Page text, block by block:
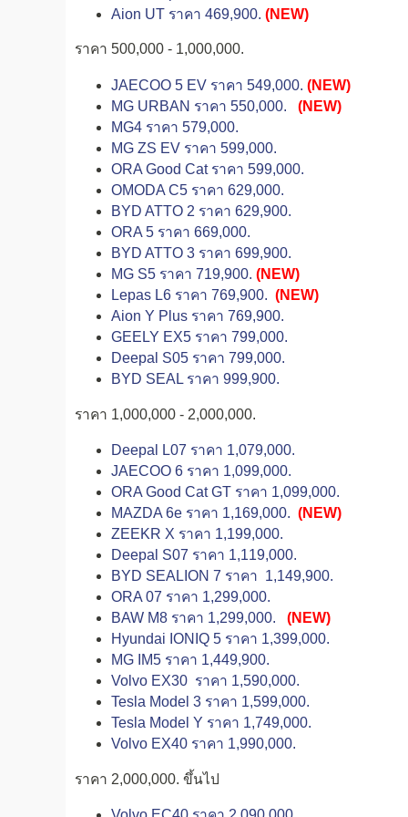
Aion UT ราคา 469,900. (NEW)
ราคา 500,000 - 1,000,000.
JAECOO 5 EV ราคา 549,000. (NEW)
MG URBAN ราคา 550,000.
(NEW)
MG4 ราคา 579,000.
MG ZS EV ราคา 599,000.
ORA Good Cat ราคา 599,000.
OMODA C5 ราคา 629,000.
BYD ATTO 2 ราคา 629,900.
ORA 5 ราคา 669,000.
BYD ATTO 3 ราคา 699,900.
MG S5 ราคา 719,900. (NEW)
Lepas L6 ราคา 769,900. (NEW)
Aion Y Plus ราคา 769,900.
GEELY EX5 ราคา 799,000.
Deepal S05 ราคา 799,000.
BYD SEAL ราคา 999,900.
ราคา 1,000,000 - 2,000,000.
Deepal L07 ราคา 1,079,000.
JAECOO 6 ราคา 1,099,000.
ORA Good Cat GT ราคา 1,099,000.
MAZDA 6e ราคา 1,169,000. (NEW)
ZEEKR X ราคา 1,199,000.
Deepal S07 ราคา 1,119,000.
BYD SEALION 7 ราคา 1,149,900.
ORA 07 ราคา 1,299,000.
BAW M8 ราคา 1,299,000.
(NEW)
Hyundai IONIQ 5 ราคา 1,399,000.
MG IM5 ราคา 1,449,900.
Volvo EX30 ราคา 1,590,000.
Tesla Model 3 ราคา 1,599,000.
Tesla Model Y ราคา 1,749,000.
Volvo EX40 ราคา 1,990,000.
ราคา 2,000,000. ขึ้นไป